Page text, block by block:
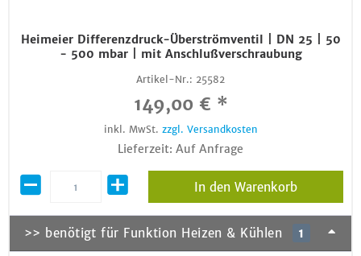
Heimeier Differenzdruck-Überströmventil | DN 25 | 50
- 500 mbar | mit Anschlußverschraubung
Artikel-Nr.: 25582
149,00 € *
inkl. MwSt. zzgl. Versandkosten
Lieferzeit: Auf Anfrage
In den Warenkorb
>> benötigt für Funktion Heizen & Kühlen 1